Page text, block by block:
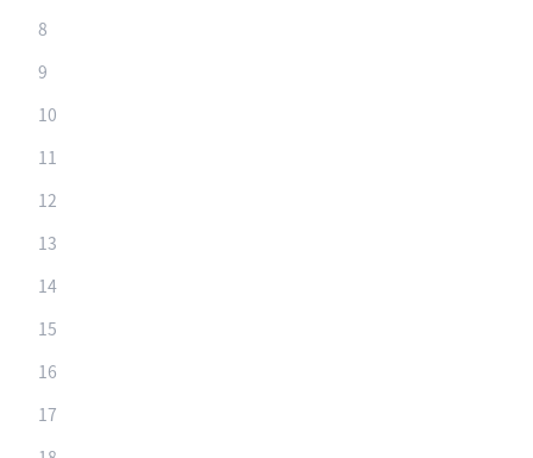
8
9
10
11
12
13
14
15
16
17